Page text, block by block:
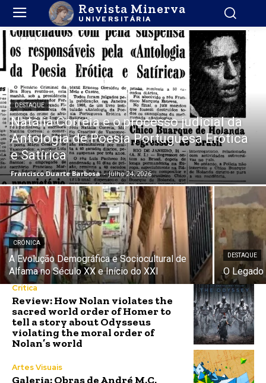
Revista Minerva
UNIVERSITÁRIA
DESTAQUE
Natália Correia e o processo judicial da
Antologia de Poesia Portuguesa Erótica
e Satírica
Francisco Duarte Barbosa - Julho 24, 2026
CRÓNICA
A Evolução Demográfica e Sociocultural de
Alfama no Século XX e Início do XXI
DESTAQUE
O
Crítica
Review: How Nolan violates the
sacred world order of Homer to
tell a story about Odysseus
violating the moral order of
Nolan’s world
Artes Visuais
Galeria: Obras de André M.C.